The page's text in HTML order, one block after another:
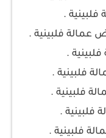
.
عمالة فلبينية .
.
فلبينية .
فلبينية .
فلبينية .
فلبينية .